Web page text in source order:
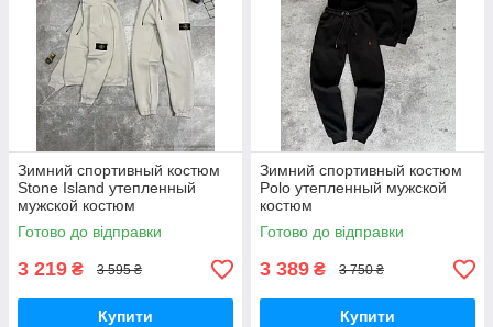
Зимний спортивный костюм
Stone Island утепленный
мужской костюм
Готово до відправки
3 219 ₴ 3 595 ₴
Купити
Зимний спортивный костюм
Polo утепленный мужской
костюм
Готово до відправки
3 389 ₴ 3 750 ₴
Купити